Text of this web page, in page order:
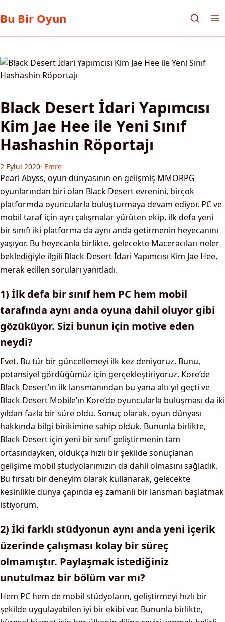
Bu Bir Oyun
Black Desert İdari Yapımcısı
Kim Jae Hee ile Yeni Sınıf
Hashashin Röportajı
2 Eylül 2020· Emre
Pearl Abyss, oyun dünyasının en gelişmiş MMORPG
oyunlarından biri olan Black Desert evrenini, birçok
platformda oyuncularla buluşturmaya devam ediyor. PC ve
mobil taraf için ayrı çalışmalar yürüten ekip, ilk defa yeni
bir sınıfı iki platforma da aynı anda getirmenin heyecanını
yaşıyor. Bu heyecanla birlikte, gelecekte Maceracıları neler
beklediğiyle ilgili Black Desert İdari Yapımcısı Kim Jae Hee,
merak edilen soruları yanıtladı.
1) İlk defa bir sınıf hem PC hem mobil
tarafında aynı anda oyuna dahil oluyor gibi
gözüküyor. Sizi bunun için motive eden
neydi?
Evet. Bu tür bir güncellemeyi ilk kez deniyoruz. Bunu,
potansiyel gördüğümüz için gerçekleştiriyoruz. Kore’de
Black Desert’ın ilk lansmanından bu yana altı yıl geçti ve
Black Desert Mobile’ın Kore’de oyuncularla buluşması da iki
yıldan fazla bir süre oldu. Sonuç olarak, oyun dünyası
hakkında bilgi birikimine sahip olduk. Bununla birlikte,
Black Desert için yeni bir sınıf geliştirmenin tam
ortasındayken, oldukça hızlı bir şekilde sonuçlanan
gelişime mobil stüdyolarımızın da dahil olmasını sağladık.
Bu fırsatı bir deneyim olarak kullanarak, gelecekte
kesinlikle dünya çapında eş zamanlı bir lansman başlatmak
istiyorum.
2) İki farklı stüdyonun aynı anda yeni içerik
üzerinde çalışması kolay bir süreç
olmamıştır. Paylaşmak istediğiniz
unutulmaz bir bölüm var mı?
Hem PC hem de mobil stüdyoların, geliştirmeyi hızlı bir
şekilde uygulayabilen iyi bir ekibi var. Bununla birlikte,